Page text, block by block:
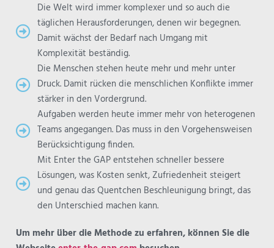
Die Welt wird immer komplexer und so auch die
täglichen Herausforderungen, denen wir begegnen.
Damit wächst der Bedarf nach Umgang mit
Komplexität beständig.
Die Menschen stehen heute mehr und mehr unter
Druck. Damit rücken die menschlichen Konflikte immer
stärker in den Vordergrund.
Aufgaben werden heute immer mehr von heterogenen
Teams angegangen. Das muss in den Vorgehensweisen
Berücksichtigung finden.
Mit Enter the GAP entstehen schneller bessere
Lösungen, was Kosten senkt, Zufriedenheit steigert
und genau das Quentchen Beschleunigung bringt, das
den Unterschied machen kann.
Um mehr über die Methode zu erfahren, können Sie die